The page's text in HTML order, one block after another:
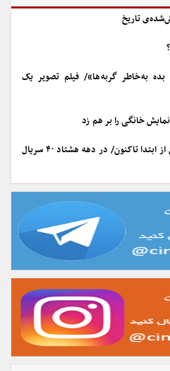
تاریخ
به خاطر گربه ها»/ فیلم تصویر یک
خانگی را بر هم زد
تاریخچه سریال‌های ماه رمضان از ابتدا تاکنون/ در دهه هشتاد ۴۰ سریال